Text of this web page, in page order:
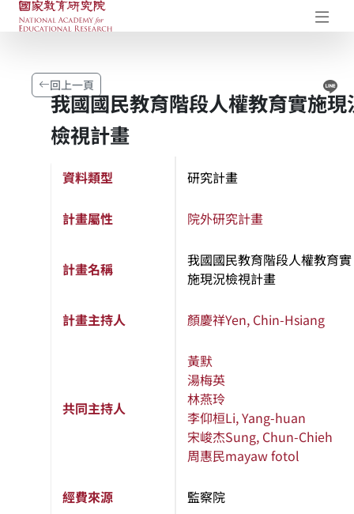
國家教育研究院-研究成果典藏庫
回上一頁
我國國民教育階段人權教育實施現
檢視計畫
資料類型 研究計畫
計畫屬性 院外研究計畫
計畫名稱
我國國民教育階段人權教育實
施現況檢視計畫
計畫主持人 顏慶祥Yen, Chin-Hsiang
共同主持人
黃默
湯梅英
林燕玲
李仰桓Li, Yang-huan
宋峻杰Sung, Chun-Chieh
周惠民mayaw fotol
經費來源 監察院